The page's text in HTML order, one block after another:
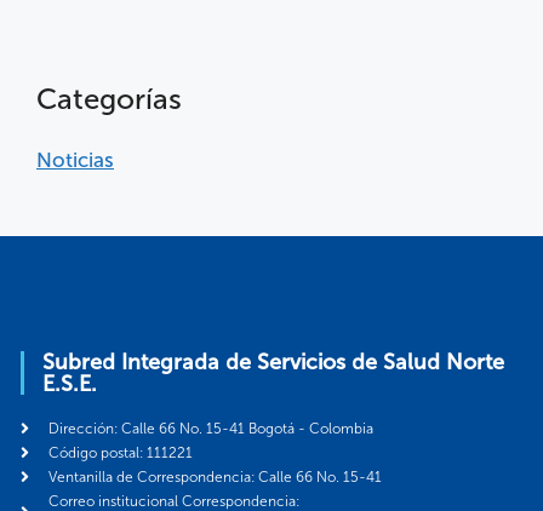
Categorías
Noticias
Subred Integrada de Servicios de Salud Norte
E.S.E.
Dirección: Calle 66 No. 15-41 Bogotá - Colombia
Código postal: 111221
Ventanilla de Correspondencia: Calle 66 No. 15-41
Correo institucional Correspondencia: